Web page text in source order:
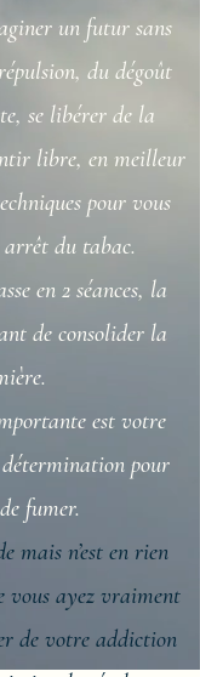
un futur sans
du dégoût
se libérer de la
libre, en meilleur
pour vous
du tabac.
en 2 séances, la
de consolider la
est votre
pour
fumer.
mais n’est en rien
vous ayez vraiment
de votre addiction